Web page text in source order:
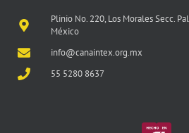
Plinio No. 220, Los Morales Secc.
México
info@canaintex.org.mx
55 5280 8637